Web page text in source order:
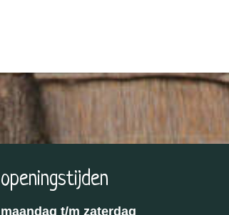
openingstijden
maandag t/m zaterdag